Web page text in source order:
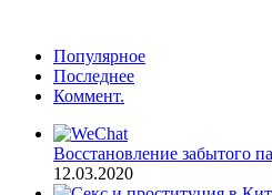
Популярное
Последнее
Коммент.
Восстановление забытого
12.03.2020